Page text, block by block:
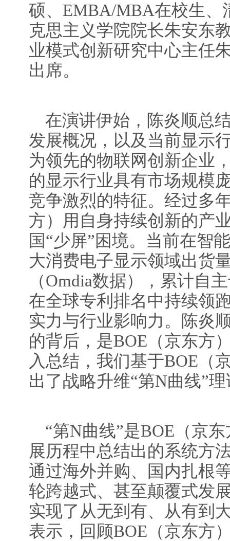
硕、EMBA/MBA在校生、
克思主义学院院长朱安东
业模式创新研究中心主任
出席。
在演讲伊始，陈炎顺总
发展概况，以及当前显示
为领先的物联网创新企业
的显示行业具有市场规模
竞争激烈的特征。经过多
方）用自身持续创新的产
国“少屏”困境。当前在智
大消费电子显示领域出货
（Omdia数据），累计自
在全球专利排名中持续领
实力与行业影响力。陈炎
的背后，是BOE（京东方
入总结，我们基于BOE（
出了战略升维“第N曲线”
“第N曲线”是BOE（京
展历程中总结出的系统方
通过海外并购、国内扎根
轮跨越式、甚至颠覆式发
实现了从无到有、从有到
表示，回顾BOE（京东方